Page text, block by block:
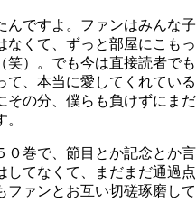
んですよ。ファンはみんな子
なくて、ずっと部屋にこもっ
笑）。でも今は直接読者でも
て、本当に愛してくれている
その分、僕らも負けずにまだ
０巻で、節目とか記念とか言
してなくて、まだまだ通過点
ファンとお互い切磋琢磨して